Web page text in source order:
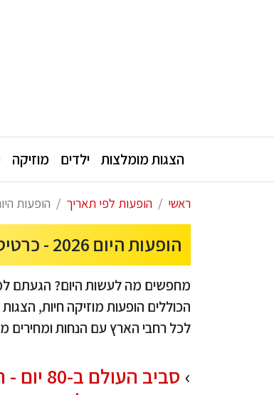
הצגות מומלצות ילדים מוזיקה
ראשי הופעות לפי תאריך הופעות היום 2026 - כרטיסים ברגע האחרון למופעים
הופעות היום 2026 - כרטיסים ברגע האחרון למופעים בדקה ה-90
מחפשים מה לעשות היום? הגעתם
הכוללים הופעות מוזיקה חיות,
לכל רחבי הארץ עם הנחות ומחירים
סביב